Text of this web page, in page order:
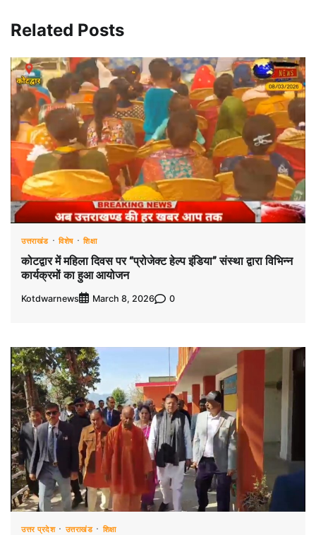
Related Posts
उत्तराखंड विशेष शिक्षा
कोटद्वार में महिला दिवस पर “प्रोजेक्ट हेल्प इंडिया” संस्था द्वारा विभिन्न
कार्यक्रमों का हुआ आयोजन
Kotdwarnews March 8, 2026 0
उत्तर प्रदेश उत्तराखंड शिक्षा